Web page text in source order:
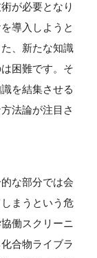
が必要となり
導入しようと
、新たな知識
困難です。そ
を結集させる
法論が注目さ
な部分では会
まうという危
働スクリーニ
合物ライブラ